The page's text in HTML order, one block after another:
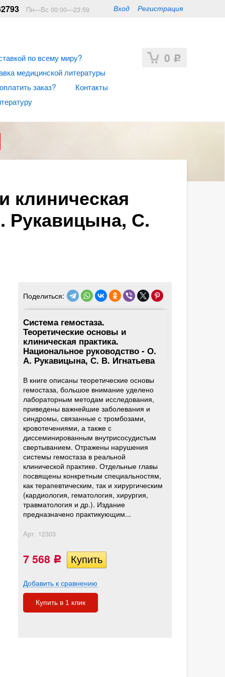
Вход Регистрация
Пн—Вс 00:00—23:59
0 Р
по всему миру?
медицинской литературы
заказ?
Контакты
клиническая
Рукавицына, С.
Поделиться:
Система гемостаза.
Теоретические основы и
клиническая практика.
Национальное руководство - О.
А. Рукавицына, С. В. Игнатьева
В книге описаны теоретические основы
гемостаза, большое внимание уделено
лабораторным методам исследования,
приведены важнейшие заболевания и
синдромы, связанные с тромбозами,
кровотечениями, а также с
диссеминированным внутрисосудистым
свертыванием. Отражены нарушения
системы гемостаза в реальной
клинической практике. Отдельные главы
посвящены конкретным специальностям,
как терапевтическим, так и хирургическим
(кардиология, гематология, хирургия,
травматология и др.). Издание
предназначено практикующим...
Арт. 12303
7 568 Р
Добавить к сравнению
Купить в 1 клик